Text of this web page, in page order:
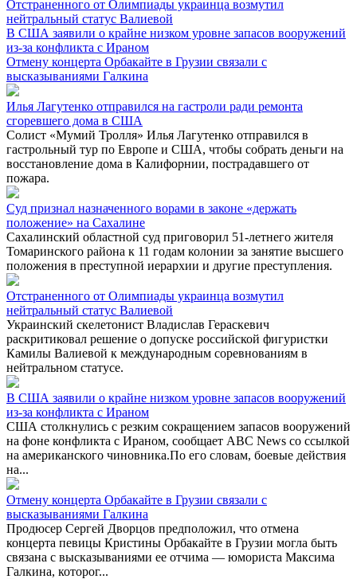
Отстраненного от Олимпиады украинца возмутил
нейтральный статус Валиевой
В США заявили о крайне низком уровне запасов вооружений
из-за конфликта с Ираном
Отмену концерта Орбакайте в Грузии связали с
высказываниями Галкина
Илья Лагутенко отправился на гастроли ради ремонта
сгоревшего дома в США
Солист «Мумий Тролля» Илья Лагутенко отправился в
гастрольный тур по Европе и США, чтобы собрать деньги на
восстановление дома в Калифорнии, пострадавшего от
пожара.
Суд признал назначенного ворами в законе «держать
положение» на Сахалине
Сахалинский областной суд приговорил 51-летнего жителя
Томаринского района к 11 годам колонии за занятие высшего
положения в преступной иерархии и другие преступления.
Отстраненного от Олимпиады украинца возмутил
нейтральный статус Валиевой
Украинский скелетонист Владислав Гераскевич
раскритиковал решение о допуске российской фигуристки
Камилы Валиевой к международным соревнованиям в
нейтральном статусе.
В США заявили о крайне низком уровне запасов вооружений
из-за конфликта с Ираном
США столкнулись с резким сокращением запасов вооружений
на фоне конфликта с Ираном, сообщает ABC News со ссылкой
на американского чиновника.По его словам, боевые действия
на...
Отмену концерта Орбакайте в Грузии связали с
высказываниями Галкина
Продюсер Сергей Дворцов предположил, что отмена
концерта певицы Кристины Орбакайте в Грузии могла быть
связана с высказываниями ее отчима — юмориста Максима
Галкина, которог...